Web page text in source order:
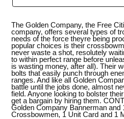
The Golden Company, the Free
company, offers several types of
needs of the force theyre being
popular choices is their
never waste a shot, resolutely
to within perfect range before
is wasting money, after all). Their
bolts that easily punch through
ranges. And like all Golden
battle until the jobs done, almost
field. Anyone looking to bolster
get a bargain by hiring them.
Golden Company Bannerman and
Crossbowmen, 1 Unit Card and 1